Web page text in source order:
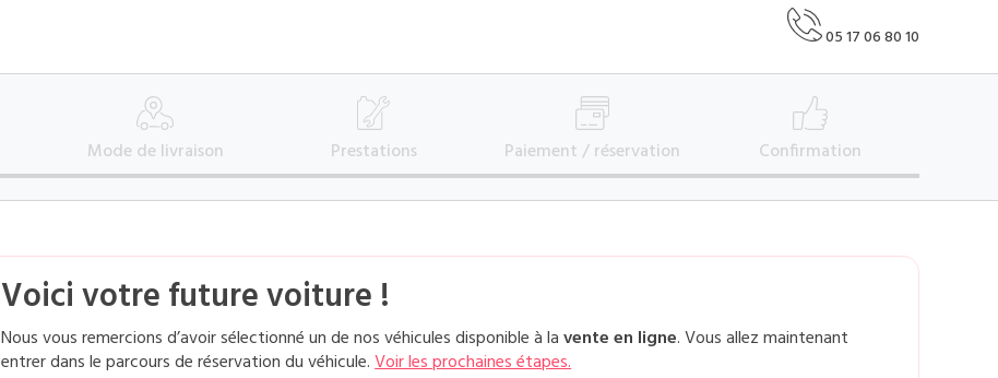
05 17 06 80 10
Modede livraison Prestations Paiement /réservation Confirmation
Voici votre future voiture !
Nous vous remercions d’avoir sélectionné un de nos véhicules disponible à lavente en ligne. Vous allez maintenant
entrer dans le parcours de réservation du véhicule.Voir les prochaines étapes.